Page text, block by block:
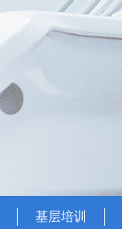
基层培训